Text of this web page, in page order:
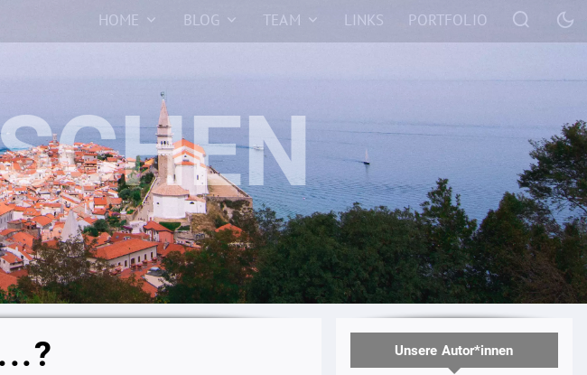
HOME BLOG TEAM LINKS PORTFOLIO
Unsere Autor*innen